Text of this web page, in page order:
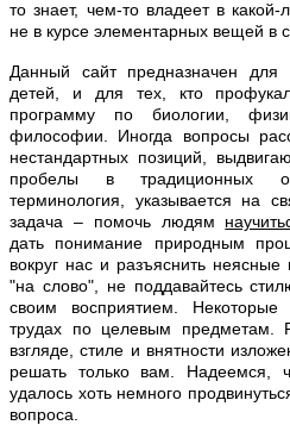
то знает, чем-то владеет в
не в курсе элементарных вещей в
Данный сайт предназначен
детей, и для тех, кто
программу по биологии,
философии. Иногда вопросы
нестандартных позиций,
пробелы в традиционных
терминология, указывается на
задача – помочь людям
дать понимание природным
вокруг нас и разъяснить
"на слово", не поддавайтесь
своим восприятием.
трудах по целевым предметам.
взгляде, стиле и внятности
решать только вам. Надеемся,
удалось хоть немного
вопроса.